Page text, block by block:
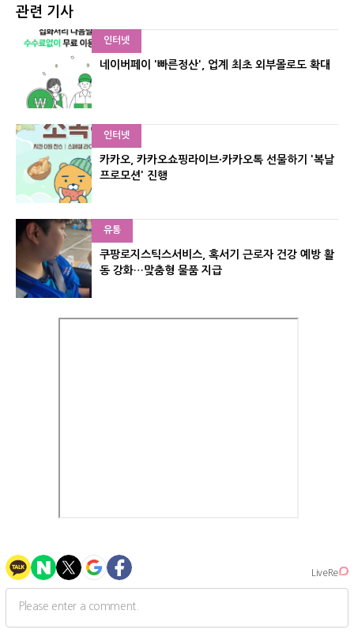
관련 기사
인터넷
네이버페이 '빠른정산', 업계 최초 외부몰로도 확대
인터넷
카카오, 카카오쇼핑라이브∙카카오톡 선물하기 '복날
프로모션' 진행
유통
쿠팡로지스틱스서비스, 혹서기 근로자 건강 예방 활
동 강화…맞춤형 물품 지급